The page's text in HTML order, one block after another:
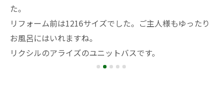
た。
リフォーム前は1216サイズでした。ご主人様もゆったり
お風呂にはいれますね。
リクシルのアライズのユニットバスです。